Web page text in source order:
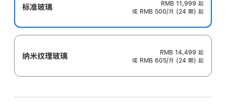
标准玻璃 RMB 11,999 起
或 RMB 500/月 (24 期) 起
纳米纹理玻璃 RMB 14,499 起
或 RMB 605/月 (24 期) 起